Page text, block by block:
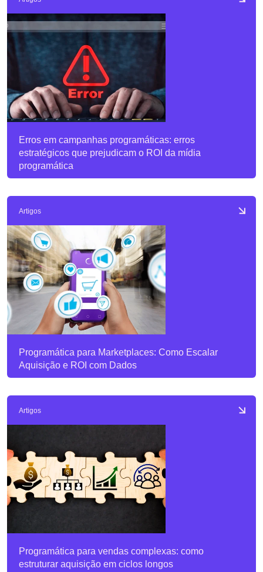
Erros em campanhas programáticas: erros
estratégicos que prejudicam o ROI da mídia
programática
Artigos
Programática para Marketplaces: Como Escalar
Aquisição e ROI com Dados
Artigos
Programática para vendas complexas: como
estruturar aquisição em ciclos longos